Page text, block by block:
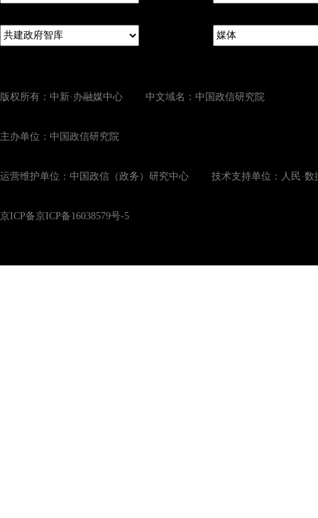
版权所有：中新·办融媒中心 中文域名：中国政信研究院
主办单位：中国政信研究院
运营维护单位：中国政信（政务）研究中心 技术支持单位：人民·数
京ICP备京ICP备16038579号-5